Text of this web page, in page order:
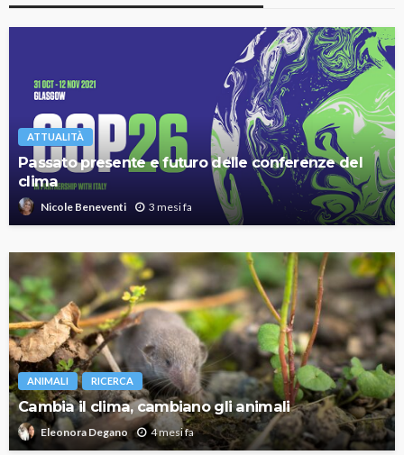
ATTUALITÀ
Passato presente e futuro delle conferenze del
clima
Nicole Beneventi 3 mesi fa
ANIMALI RICERCA
Cambia il clima, cambiano gli animali
Eleonora Degano 4 mesi fa